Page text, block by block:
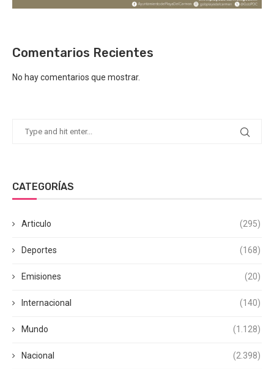
Comentarios Recientes
No hay comentarios que mostrar.
CATEGORÍAS
Articulo (295)
Deportes (168)
Emisiones (20)
Internacional (140)
Mundo (1.128)
Nacional (2.398)